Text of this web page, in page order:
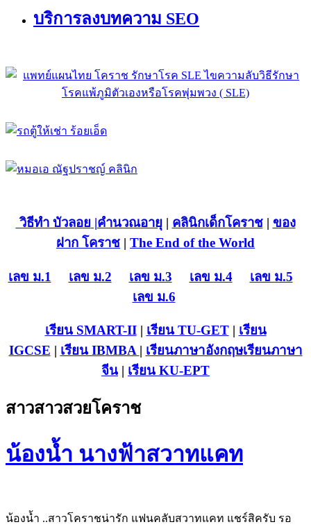
บริการลงบทความ SEO
วิธีทำ บัวลอย |คำนวณอายุ | คลินิกเด็กโคราช| ของ
ฝาก โคราช | The End of the World
เลข ม.1 เลข ม.2 เลข ม.3 เลข ม.4
เลข ม.5
เลข ม.6
เรียน SMART-II| เรียน TU-GET| เรียน
IGCSE | เรียน IBMBA | เรียนภาษาอังกฤษเรียนภาษา
จีน | เรียน KU-EPT
สาวสาวสวยโคราช
น้องน้ำ นางฟ้าสวาทแคท
น้องน้ำ ..สาวโคราชน่ารัก แฟนคลับสวาทแคท แชร์สิครับ รอ